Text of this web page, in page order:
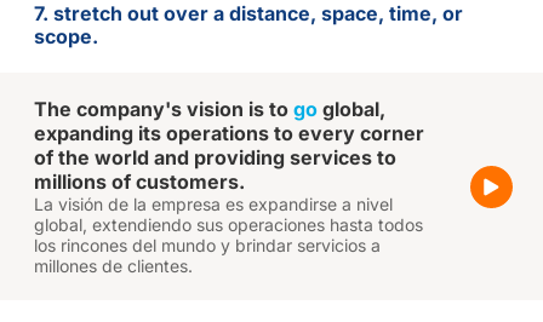
7. stretch out over a distance, space, time, or
scope.
The company's vision is to go global,
expanding its operations to every corner
of the world and providing services to
millions of customers.
La visión de la empresa es expandirse a nivel
global, extendiendo sus operaciones hasta todos
los rincones del mundo y brindar servicios a
millones de clientes.